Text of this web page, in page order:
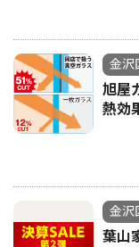
金沢
旭屋
熱効
金沢
葉山